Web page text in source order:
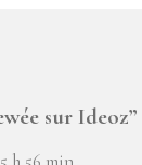
sur Ideoz”